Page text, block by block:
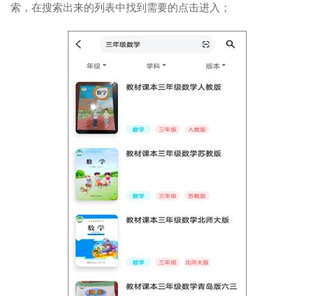
索，在搜索出来的列表中找到需要的点击进入；